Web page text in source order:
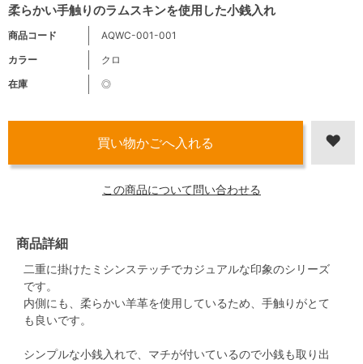
柔らかい手触りのラムスキンを使用した小銭入れ
商品コード
AQWC-001-001
カラー
クロ
在庫
◎
この商品について問い合わせる
商品詳細
二重に掛けたミシンステッチでカジュアルな印象のシリーズ
です。
内側にも、柔らかい羊革を使用しているため、手触りがとて
も良いです。
シンプルな小銭入れで、マチが付いているので小銭も取り出